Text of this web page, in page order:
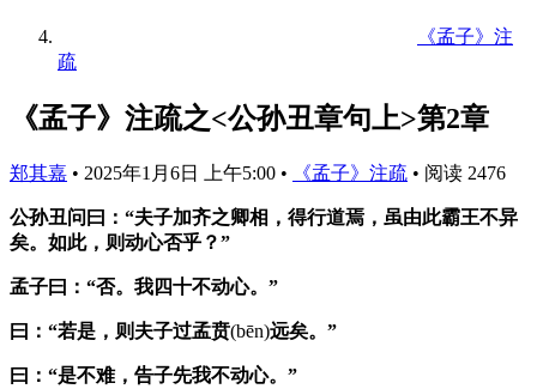
《孟子》注
疏
《孟子》注疏之<公孙丑章句上>第2章
郑其嘉 • 2025年1月6日 上午5:00 • 《孟子》注疏 • 阅读 2476
公孙丑问曰：“夫子加齐之卿相，得行道焉，虽由此霸王不异
矣。如此，则动心否乎？”
孟子曰：“否。我四十不动心。”
曰：“若是，则夫子过孟贲(bēn)远矣。”
曰：“是不难，告子先我不动心。”